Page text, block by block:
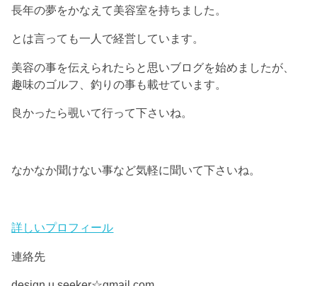
長年の夢をかなえて美容室を持ちました。
とは言っても一人で経営しています。
美容の事を伝えられたらと思いブログを始めましたが、
趣味のゴルフ、釣りの事も載せています。
良かったら覗いて行って下さいね。
なかなか聞けない事など気軽に聞いて下さいね。
詳しいプロフィール
連絡先